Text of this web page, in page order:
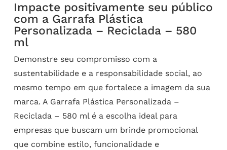
Impacte positivamente seu público
com a Garrafa Plástica
Personalizada – Reciclada – 580
ml
Demonstre seu compromisso com a
sustentabilidade e a responsabilidade social, ao
mesmo tempo em que fortalece a imagem da sua
marca. A Garrafa Plástica Personalizada –
Reciclada – 580 ml é a escolha ideal para
empresas que buscam um brinde promocional
que combine estilo, funcionalidade e